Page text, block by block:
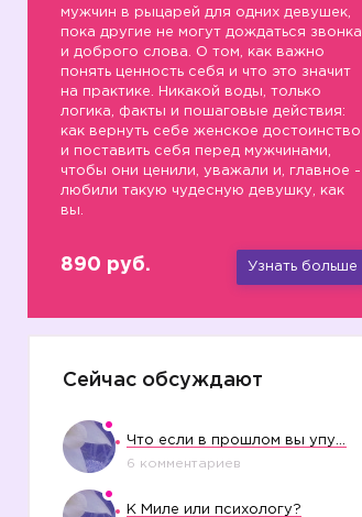
мужчин в рыцарей для одних девушек,
пока другие не могут дождаться звонка
и доброго слова. О том, как важно
понять ценность себя и что это значит
на практике. Никакой воды, только
логика, факты и пошаговые действия:
как вернуть себе женское достоинство
и поставить себя перед мужчинами,
чтобы они ценили, уважали и, главное -
любили такую чудесную девушку, как
вы.
890 руб. Узнать больше
Сейчас обсуждают
6 комментариев
К Миле или психологу?